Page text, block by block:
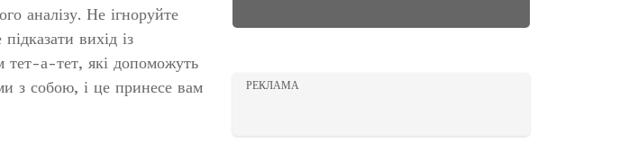
аналізу. Не ігноруйте
вихід із
тет-а-тет, які допоможуть
з собою, і це принесе вам
РЕКЛАМА